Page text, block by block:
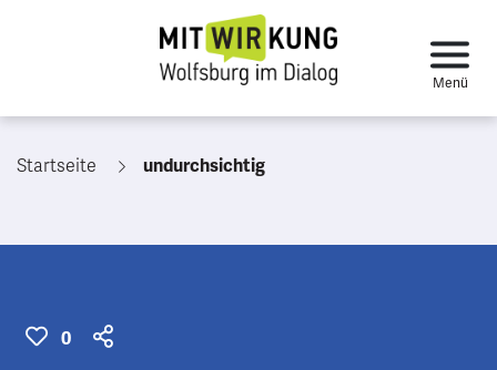
Startseite undurchsichtig
0